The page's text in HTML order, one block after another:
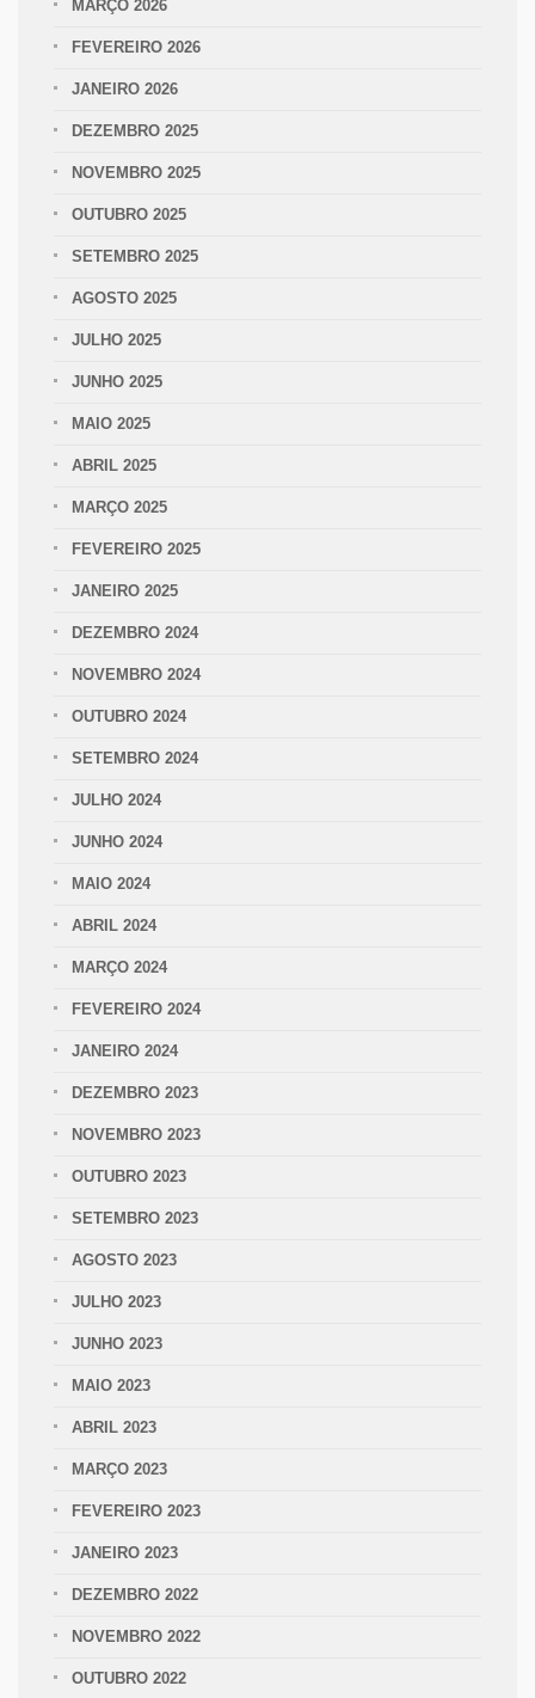
MARÇO 2026
FEVEREIRO 2026
JANEIRO 2026
DEZEMBRO 2025
NOVEMBRO 2025
OUTUBRO 2025
SETEMBRO 2025
AGOSTO 2025
JULHO 2025
JUNHO 2025
MAIO 2025
ABRIL 2025
MARÇO 2025
FEVEREIRO 2025
JANEIRO 2025
DEZEMBRO 2024
NOVEMBRO 2024
OUTUBRO 2024
SETEMBRO 2024
JULHO 2024
JUNHO 2024
MAIO 2024
ABRIL 2024
MARÇO 2024
FEVEREIRO 2024
JANEIRO 2024
DEZEMBRO 2023
NOVEMBRO 2023
OUTUBRO 2023
SETEMBRO 2023
AGOSTO 2023
JULHO 2023
JUNHO 2023
MAIO 2023
ABRIL 2023
MARÇO 2023
FEVEREIRO 2023
JANEIRO 2023
DEZEMBRO 2022
NOVEMBRO 2022
OUTUBRO 2022